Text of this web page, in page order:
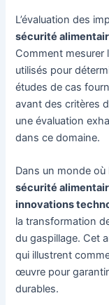
L’évaluation des
sécurité
Comment mesurer
utilisés pour
études de cas
avant des critères
une évaluation
dans ce domaine.
Dans un monde
sécurité
innovations
la transformation
du gaspillage. Cet
qui illustrent
œuvre pour
durables.